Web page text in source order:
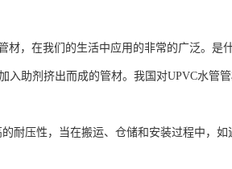
材，在我们的生活中应用的非常的广泛。是
入助剂挤出而成的管材。我国对UPVC水管
耐压性，当在搬运、仓储和安装过程中，